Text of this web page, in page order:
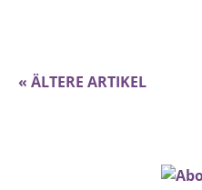
« ÄLTERE ARTIKEL